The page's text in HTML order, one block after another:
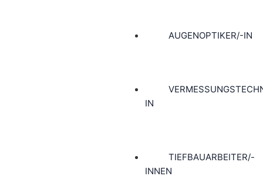
AUGENOPTIKER/-IN
IN
TIEFBAUARBEITER/-
INNEN